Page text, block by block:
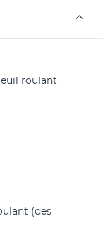
roulant
(des